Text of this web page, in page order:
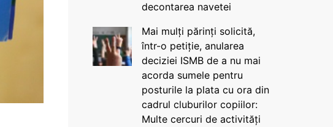
decontarea navetei
Mai mulți părinți solicită,
într-o petiție, anularea
deciziei ISMB de a nu mai
acorda sumele pentru
posturile la plata cu ora din
cadrul cluburilor copiilor:
Multe cercuri de activități